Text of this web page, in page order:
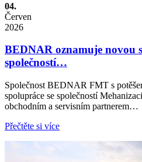
04.
Červen
2026
BEDNAR oznamuje novou
společností…
Společnost BEDNAR FMT s
spolupráce se společností
obchodním a servisním partnerem…
Přečtěte si více